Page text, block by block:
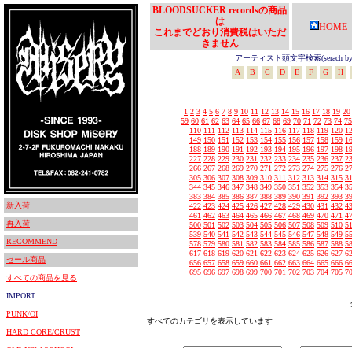
新入荷
再入荷
RECOMMEND
セール商品
すべての商品を見る
IMPORT
PUNK/OI
HARD CORE/CRUST
BLOODSUCKER recordsの商品
は
これまでどおり消費税はいただ
きません
HOME
アーティスト頭文字検索(serach
A
B C D E F G H
1 2 3 4 5 6 7 8 9 10 11 12 13 14 15 16 17 18 19 20
59 60 61 62 63 64 65 66 67 68 69 70 71 72 73 74 75
110 111 112 113 114 115 116 117 118 119 120
149 150 151 152 153 154 155 156 157 158 159
188 189 190 191 192 193 194 195 196 197 198
227 228 229 230 231 232 233 234 235 236 237
266 267 268 269 270 271 272 273 274 275 276
305 306 307 308 309 310 311 312 313 314 315
344 345 346 347 348 349 350 351 352 353 354
383 384 385 386 387 388 389 390 391 392 393
422 423 424 425 426 427 428 429 430 431 432
461 462 463 464 465 466 467 468 469 470 471
500 501 502 503 504 505 506 507 508 509 510
539 540 541 542 543 544 545 546 547 548 549
578 579 580 581 582 583 584 585 586 587 588
617 618 619 620 621 622 623 624 625 626 627
656 657 658 659 660 661 662 663 664 665 666
695 696 697 698 699 700 701 702 703 704 705
すべてのカテゴリを表示しています